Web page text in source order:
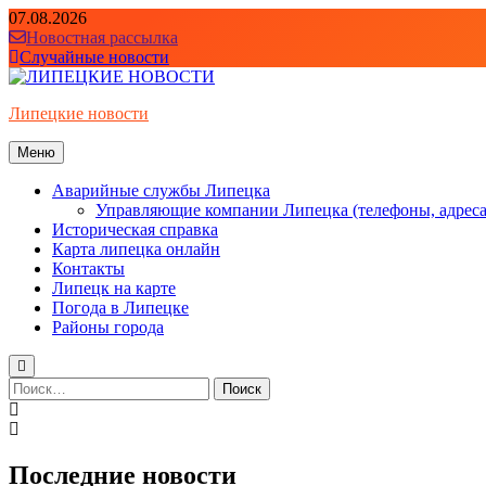
Перейти
к
содержимому
07.08.2026
Новостная рассылка
Случайные новости
Липецкие новости
Меню
Аварийные службы Липецка
Управляющие компании Липецка (телефоны,
Историческая справка
Карта липецка онлайн
Контакты
Липецк на карте
Погода в Липецке
Районы города
Найти:
Последние новости